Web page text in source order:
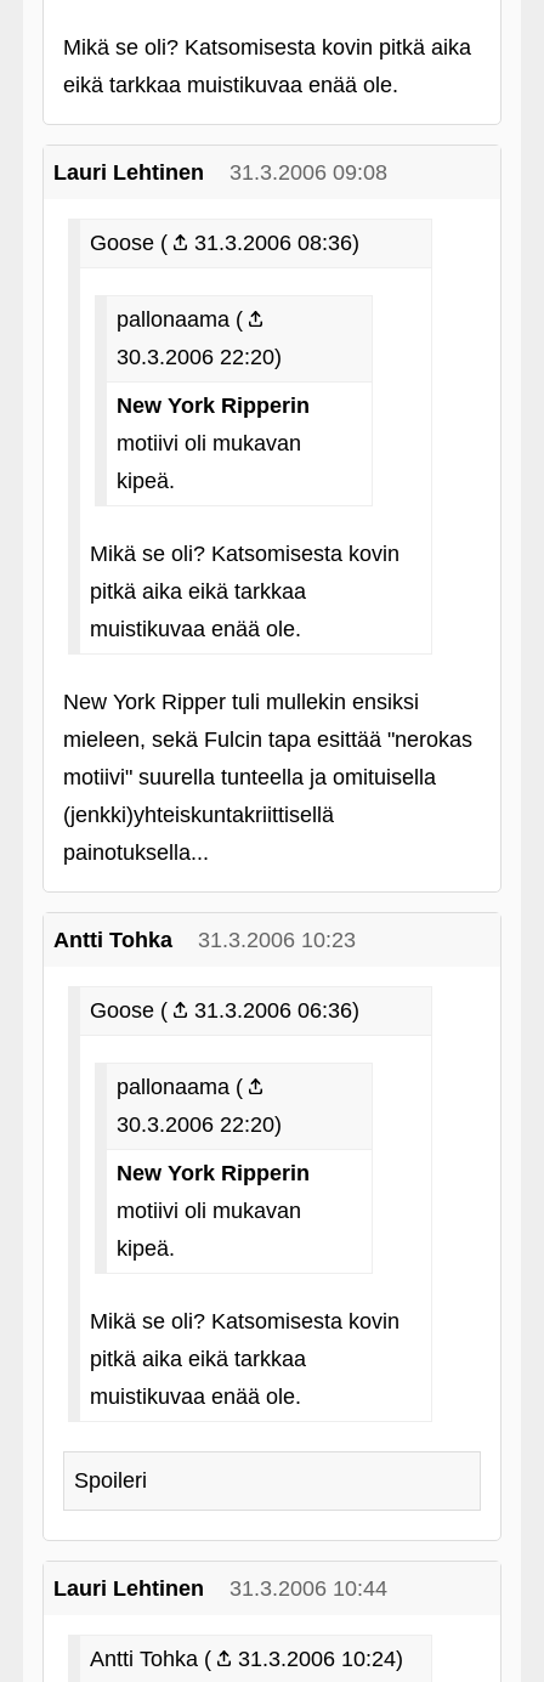
Mikä se oli? Katsomisesta kovin pitkä aika
eikä tarkkaa muistikuvaa enää ole.
Lauri Lehtinen 31.3.2006 09:08
Goose ( 31.3.2006 08:36)
pallonaama (
30.3.2006 22:20)
New York Ripperin
motiivi oli mukavan
kipeä.
Mikä se oli? Katsomisesta kovin
pitkä aika eikä tarkkaa
muistikuvaa enää ole.
New York Ripper tuli mullekin ensiksi
mieleen, sekä Fulcin tapa esittää "nerokas
motiivi" suurella tunteella ja omituisella
(jenkki)yhteiskuntakriittisellä
painotuksella...
Antti Tohka 31.3.2006 10:23
Goose ( 31.3.2006 06:36)
pallonaama (
30.3.2006 22:20)
New York Ripperin
motiivi oli mukavan
kipeä.
Mikä se oli? Katsomisesta kovin
pitkä aika eikä tarkkaa
muistikuvaa enää ole.
Spoileri
Lauri Lehtinen 31.3.2006 10:44
Antti Tohka ( 31.3.2006 10:24)